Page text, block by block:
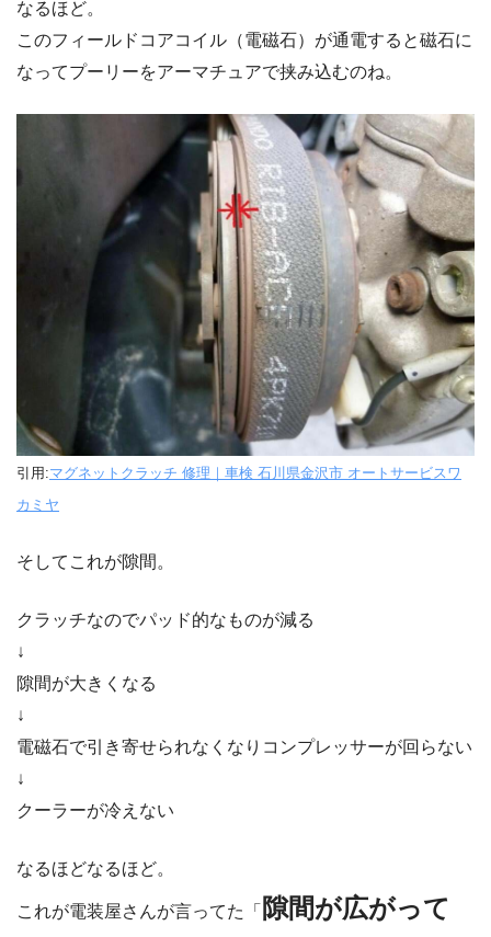
なるほど。
このフィールドコアコイル（電磁石）が通電すると磁石に
なってプーリーをアーマチュアで挟み込むのね。
引用:マグネットクラッチ 修理｜車検 石川県金沢市 オートサービスワ
カミヤ
そしてこれが隙間。
クラッチなのでパッド的なものが減る
↓
隙間が大きくなる
↓
電磁石で引き寄せられなくなりコンプレッサーが回らない
↓
クーラーが冷えない
なるほどなるほど。
これが電装屋さんが言ってた「 隙間が広がって